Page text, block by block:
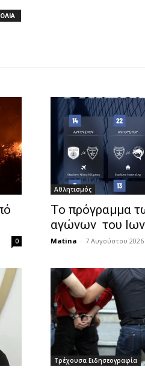
0
Αθλητισμός
Το πρόγραμμα
αγώνων του
Matina - 7 Αυγούστου 2026
Τρέχουσα Ειδησεογραφία